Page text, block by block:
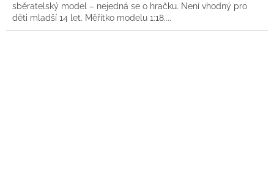
sběratelský model – nejedná se o hračku. Není vhodný pro
děti mladší 14 let. Měřítko modelu 1:18....